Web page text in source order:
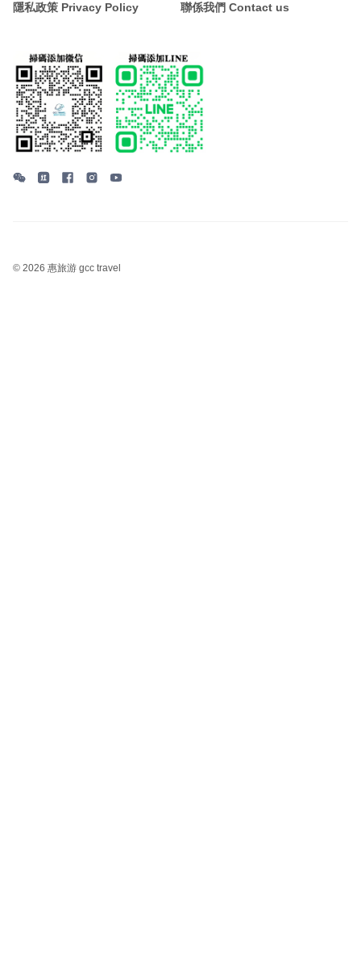
隱私政策 Privacy Policy 聯係我們 Contact us
© 2026 惠旅游 gcc travel